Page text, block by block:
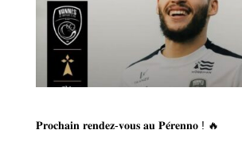
𝐏𝐫𝐨𝐜𝐡𝐚𝐢𝐧 𝐫𝐞𝐧𝐝𝐞𝐳-𝐯𝐨𝐮𝐬 𝐚𝐮 𝐏𝐞́𝐫𝐞𝐧𝐧𝐨 ! 🔥